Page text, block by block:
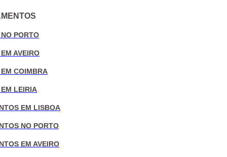
PORTO
AVEIRO
COIMBRA
LEIRIA
EM LISBOA
NO PORTO
EM AVEIRO